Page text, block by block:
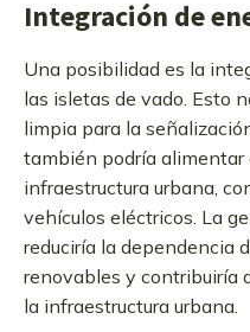
Integración de
Una posibilidad es la
las isletas de vado. Esto
limpia para la
también podría alimentar
infraestructura urbana,
vehículos eléctricos. La
reduciría la dependencia
renovables y contribuiría
la infraestructura urbana.